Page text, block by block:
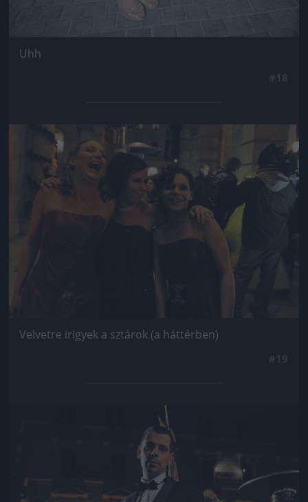
Uhh
Jön még kép!
Velvetre irigyek a sztárok (a háttérben)
Jön még kép!